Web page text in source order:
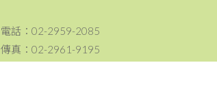
電話：02-2959-2085
傳真：02-2961-9195